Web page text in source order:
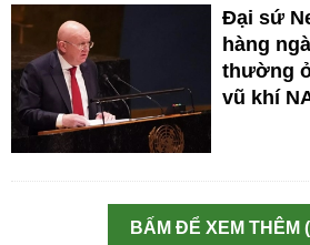
Đại sứ
hàng
thường
vũ khí
BẤM ĐỂ XEM THÊM